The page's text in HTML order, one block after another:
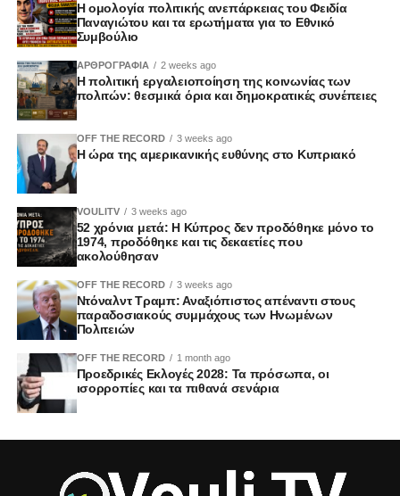
Η ομολογία πολιτικής ανεπάρκειας του Φειδία
Παναγιώτου και τα ερωτήματα για το Εθνικό
Συμβούλιο
ΑΡΘΡΟΓΡΑΦΙΑ 2 weeks ago
Η πολιτική εργαλειοποίηση της κοινωνίας των
πολιτών: θεσμικά όρια και δημοκρατικές συνέπειες
OFF THE RECORD 3 weeks ago
Η ώρα της αμερικανικής ευθύνης στο Κυπριακό
VOULITV 3 weeks ago
52 χρόνια μετά: Η Κύπρος δεν προδόθηκε μόνο το
1974, προδόθηκε και τις δεκαετίες που
ακολούθησαν
OFF THE RECORD 3 weeks ago
Ντόναλντ Τραμπ: Αναξιόπιστος απέναντι στους
παραδοσιακούς συμμάχους των Ηνωμένων
Πολιτειών
OFF THE RECORD 1 month ago
Προεδρικές Εκλογές 2028: Τα πρόσωπα, οι
ισορροπίες και τα πιθανά σενάρια